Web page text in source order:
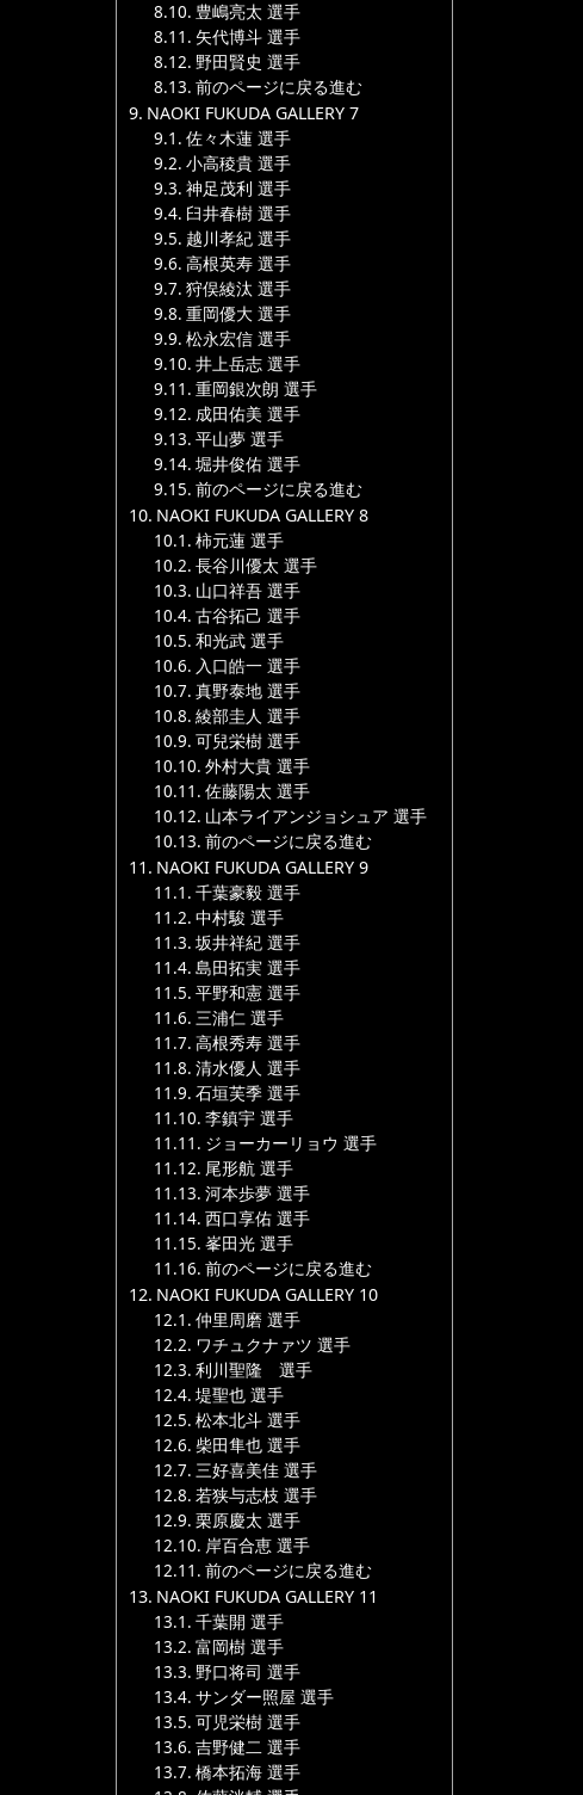
豊嶋亮太 選手
矢代博斗 選手
野田賢史 選手
前のページに戻る進む
NAOKI FUKUDA GALLERY 7
佐々木蓮 選手
小高稜貴 選手
神足茂利 選手
臼井春樹 選手
越川孝紀 選手
高根英寿 選手
狩俣綾汰 選手
重岡優大 選手
松永宏信 選手
井上岳志 選手
重岡銀次朗 選手
成田佑美 選手
平山夢 選手
堀井俊佑 選手
前のページに戻る進む
NAOKI FUKUDA GALLERY 8
柿元蓮 選手
長谷川優太 選手
山口祥吾 選手
古谷拓己 選手
和光武 選手
入口皓一 選手
真野泰地 選手
綾部圭人 選手
可兒栄樹 選手
外村大貴 選手
佐藤陽太 選手
山本ライアンジョシュア 選手
前のページに戻る進む
NAOKI FUKUDA GALLERY 9
千葉豪毅 選手
中村駿 選手
坂井祥紀 選手
島田拓実 選手
平野和憲 選手
三浦仁 選手
高根秀寿 選手
清水優人 選手
石垣芙季 選手
李鎮宇 選手
ジョーカーリョウ 選手
尾形航 選手
河本歩夢 選手
西口享佑 選手
峯田光 選手
前のページに戻る進む
NAOKI FUKUDA GALLERY 10
仲里周磨 選手
ワチュクナァツ 選手
利川聖隆 選手
堤聖也 選手
松本北斗 選手
柴田隼也 選手
三好喜美佳 選手
若狭与志枝 選手
栗原慶太 選手
岸百合恵 選手
前のページに戻る進む
NAOKI FUKUDA GALLERY 11
千葉開 選手
富岡樹 選手
野口将司 選手
サンダー照屋 選手
可児栄樹 選手
吉野健二 選手
橋本拓海 選手